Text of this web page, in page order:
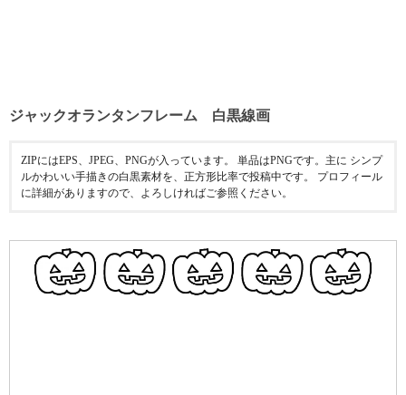
ジャックオランタンフレーム 白黒線画
ZIPにはEPS、JPEG、PNGが入っています。 単品はPNGです。主に シンプ
ルかわいい手描きの白黒素材を、正方形比率で投稿中です。 プロフィール
に詳細がありますので、よろしければご参照ください。